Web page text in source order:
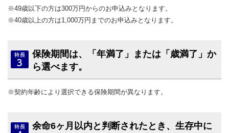
※49歳以下の方は300万円からのお申込みとなります。
※40歳以上の方は1,000万円までのお申込みとなります。
保険期間は、「年満了」または「歳満了」か
ら選べます。
※契約年齢により選択できる保険期間が異なります。
余命6ヶ月以内と判断されたとき、生存中に